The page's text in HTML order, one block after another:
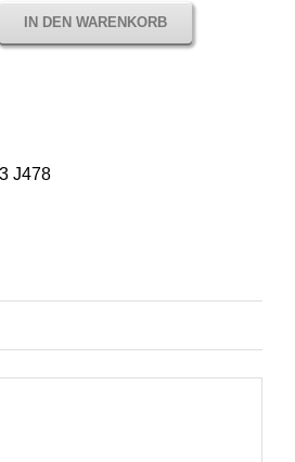
IN DEN WARENKORB
J478